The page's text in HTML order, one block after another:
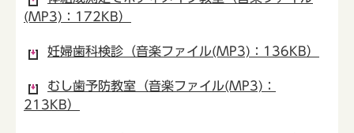
(MP3)：172KB）
妊婦歯科検診（音楽ファイル(MP3)：136KB）
むし歯予防教室（音楽ファイル(MP3)：
213KB）